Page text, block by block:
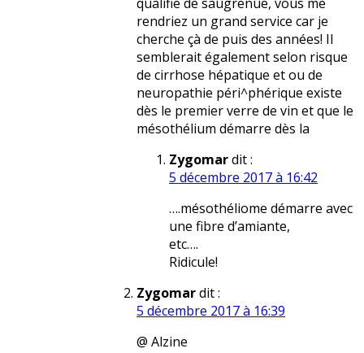
rendriez un grand service car je
cherche çà de puis des années! Il
semblerait également selon risque
de cirrhose hépatique et ou de
neuropathie péri^phérique existe
dès le premier verre de vin et que le
mésothélium démarre dès la
Zygomardit :
5 décembre 2017 à 16:42
….mésothéliome démarre avec
une fibre d’amiante,
etc….
Ridicule!
Zygomardit :
5 décembre 2017 à 16:39
@ Alzine